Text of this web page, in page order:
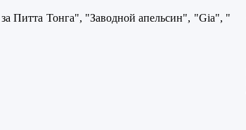
Питта Тонга", "Заводной апельсин", "Gia", "